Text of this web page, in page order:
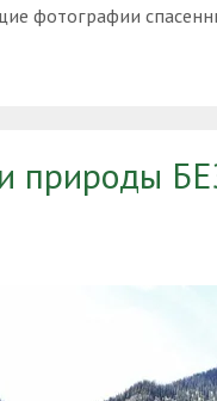
фотографии
природы